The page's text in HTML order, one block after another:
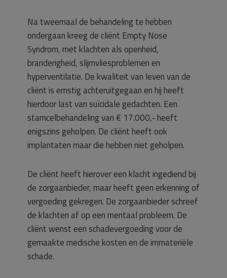
Na tweemaal de behandeling te hebben
ondergaan kreeg de cliënt Empty Nose
Syndrom, met klachten als openheid,
branderigheid, slijmvliesproblemen en
hyperventilatie. De kwaliteit van leven van de
cliënt is ernstig achteruitgegaan en hij heeft
hierdoor last van suïcidale gedachten. Een
stamcelbehandeling van € 17.000,- heeft
enigszins geholpen. De cliënt heeft ook
implantaten maar die hebben niet geholpen.
De cliënt heeft hierover een klacht ingediend bij
de zorgaanbieder, maar heeft geen erkenning of
vergoeding gekregen. De zorgaanbieder schreef
de klachten af op een mentaal probleem. De
cliënt wenst een schadevergoeding voor de
gemaakte medische kosten en de immateriële
schade.